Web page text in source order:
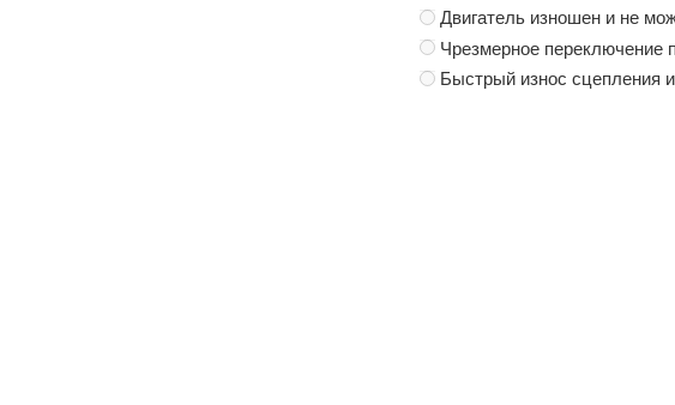
Двигатель изношен и не
Чрезмерное переключение
Быстрый износ сцепления